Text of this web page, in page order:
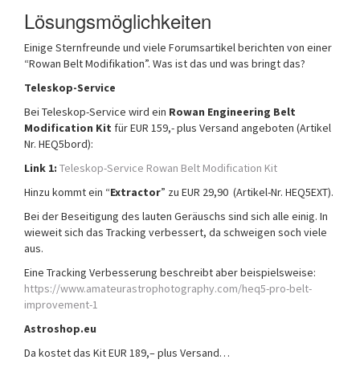
Lösungsmöglichkeiten
Einige Sternfreunde und viele Forumsartikel berichten von einer
“Rowan Belt Modifikation”. Was ist das und was bringt das?
Teleskop-Service
Bei Teleskop-Service wird ein Rowan Engineering Belt
Modification Kit für EUR 159,- plus Versand angeboten (Artikel
Nr. HEQ5bord):
Link 1: Teleskop-Service Rowan Belt Modification Kit
Hinzu kommt ein “Extractor” zu EUR 29,90 (Artikel-Nr. HEQ5EXT).
Bei der Beseitigung des lauten Geräuschs sind sich alle einig. In
wieweit sich das Tracking verbessert, da schweigen soch viele
aus.
Eine Tracking Verbesserung beschreibt aber beispielsweise:
https://www.amateurastrophotography.com/heq5-pro-belt-
improvement-1
Astroshop.eu
Da kostet das Kit EUR 189,– plus Versand…